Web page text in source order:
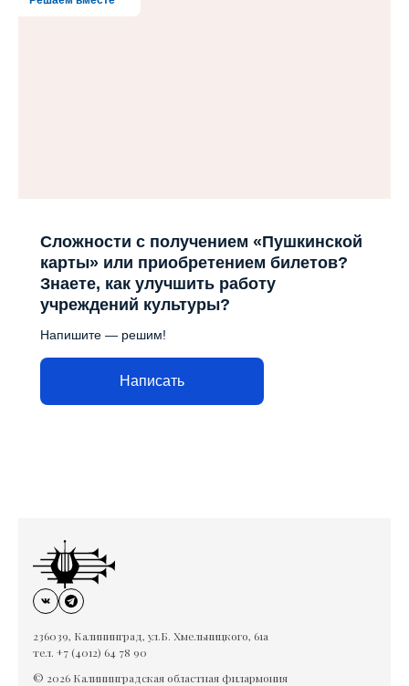
Сложности с получением «Пушкинской
карты» или приобретением билетов?
Знаете, как улучшить работу
учреждений культуры?
Напишите — решим!
Написать
236039, Калининград, ул.Б. Хмельницкого, 61а
тел. +7 (4012) 64 78 90
© 2026 Калининградская областная филармония